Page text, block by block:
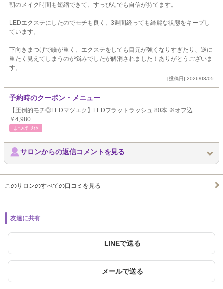
朝のメイク時間も短縮できて、すっぴんでも自信が持てます。
LEDエクステにしたのでモチも良く、3週間経っても綺麗な状態をキープし
ています。
下向きまつげで瞼が重く、エクステをしても目元が強くなりすぎたり、逆に
重たく見えてしまうのが悩みでしたが解消されました！ありがとうございま
す。
[投稿日] 2026/03/05
予約時のクーポン・メニュー
【圧倒的モチ◎LEDマツエク】LEDフラットラッシュ 80本 ※オフ込
￥4,980
まつげ･ﾒｲｸ
サロンからの返信コメントを見る
このサロンのすべての口コミを見る
友達に共有
LINEで送る
メールで送る